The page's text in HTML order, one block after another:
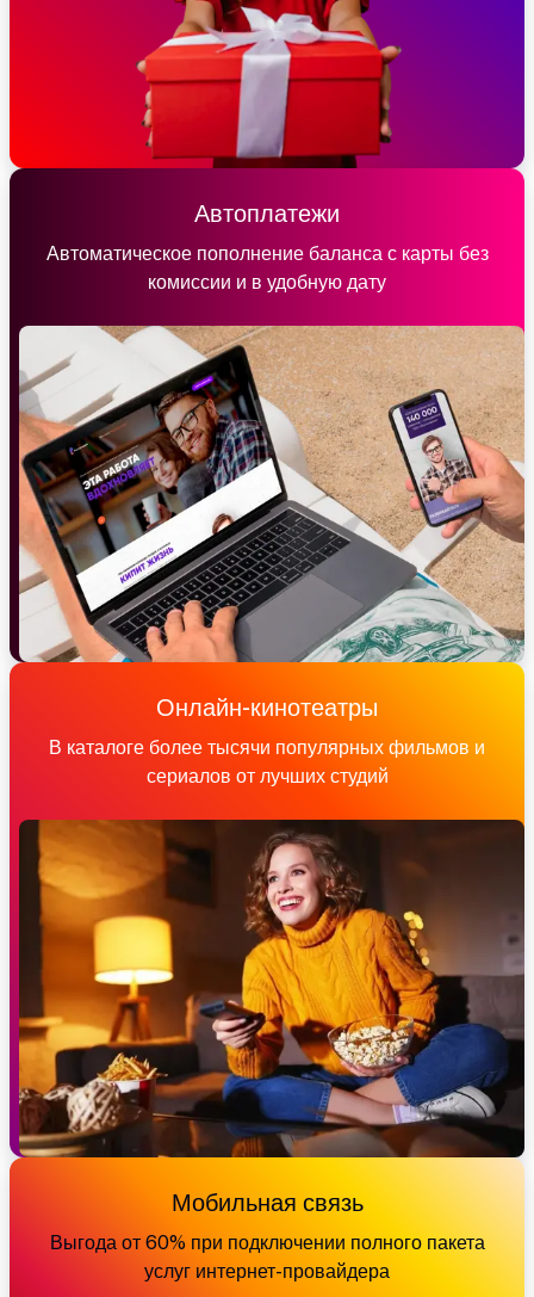
Автоплатежи
Автоматическое пополнение баланса с карты без
комиссии и в удобную дату
Онлайн-кинотеатры
В каталоге более тысячи популярных фильмов и
сериалов от лучших студий
Мобильная связь
Выгода от 60% при подключении полного пакета
услуг интернет-провайдера